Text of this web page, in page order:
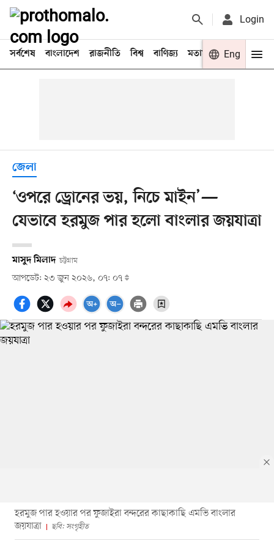
Login
সর্বশেষ বাংলাদেশ রাজনীতি বিশ্ব বাণিজ্য মতামত খেলা
Eng
জেলা
‘ওপরে ড্রোনের ভয়, নিচে মাইন’—
যেভাবে হরমুজ পার হলো বাংলার জয়যাত্রা
মাসুদ মিলাদ চট্টগ্রাম
আপডেট: ২৩ জুন ২০২৬, ০৭: ০৭
হরমুজ পার হওয়ার পর ফুজাইরা বন্দরের কাছাকাছি এমভি বাংলার
জয়যাত্রা
ছবি: সংগৃহীত